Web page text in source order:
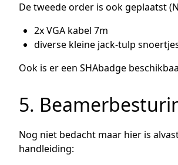
De tweede order is ook geplaatst
2x VGA kabel 7m
diverse kleine jack-tulp
Ook is er een SHAbadge
5.
Nog niet bedacht maar hier is
handleiding: